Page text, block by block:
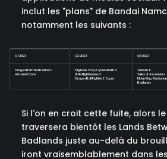
inclut les "plans" de Bandai
notamment les suivants :
Q1 2023 Q2 2023 Q3 2023
Dragon Ball The Breakers
Armored Core
Digimon Story Cybersleuth 2
Little Nightmares 3
Dragon Ball FighterZ Super
Tekken 8
Tales of Ascension
Elden Ring:
Badlands
Si l'on en croit cette fuite, alors
traversera bientôt les Lands
Badlands juste au-delà du
iront vraisemblablement dans